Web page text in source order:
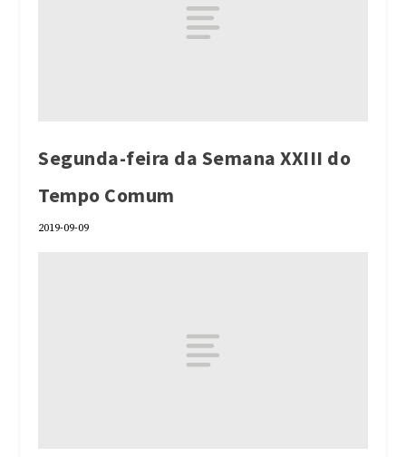
Segunda-feira da Semana XXIII do
Tempo Comum
2019-09-09